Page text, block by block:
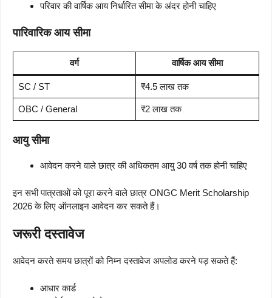
परिवार की वार्षिक आय निर्धारित सीमा के अंदर होनी चाहिए
पारिवारिक आय सीमा
वर्ग वार्षिक आय सीमा
SC / ST ₹4.5 लाख तक
OBC / General ₹2 लाख तक
आयु सीमा
आवेदन करने वाले छात्र की अधिकतम आयु 30 वर्ष तक होनी चाहिए
इन सभी पात्रताओं को पूरा करने वाले छात्र ONGC Merit Scholarship
2026 के लिए ऑनलाइन आवेदन कर सकते हैं।
जरूरी दस्तावेज
आवेदन करते समय छात्रों को निम्न दस्तावेज अपलोड करने पड़ सकते हैं:
आधार कार्ड